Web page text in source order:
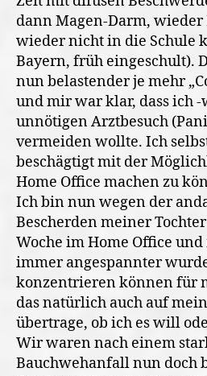
dann Magen-Darm,
wieder nicht in die Schule
Bayern, früh eingeschult).
nun belastender je mehr
und mir war klar, dass ich -
unnötigen Arztbesuch
vermeiden wollte. Ich
beschägtigt mit der
Home Office machen zu
Ich bin nun wegen der
Bescherden meiner
Woche im Home Office
immer angespannter
konzentrieren können für
das natürlich auch auf
übertrage, ob ich es will
Wir waren nach einem
Bauchwehanfall nun doch